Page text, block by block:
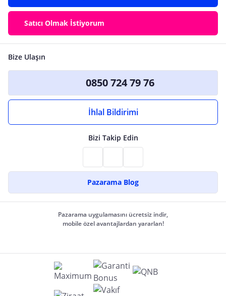
Satıcı Olmak İstiyorum
Bize Ulaşın
0850 724 79 76
İhlal Bildirimi
Bizi Takip Edin
Pazarama Blog
Pazarama uygulamasını ücretsiz indir,
mobile özel avantajlardan yararlan!